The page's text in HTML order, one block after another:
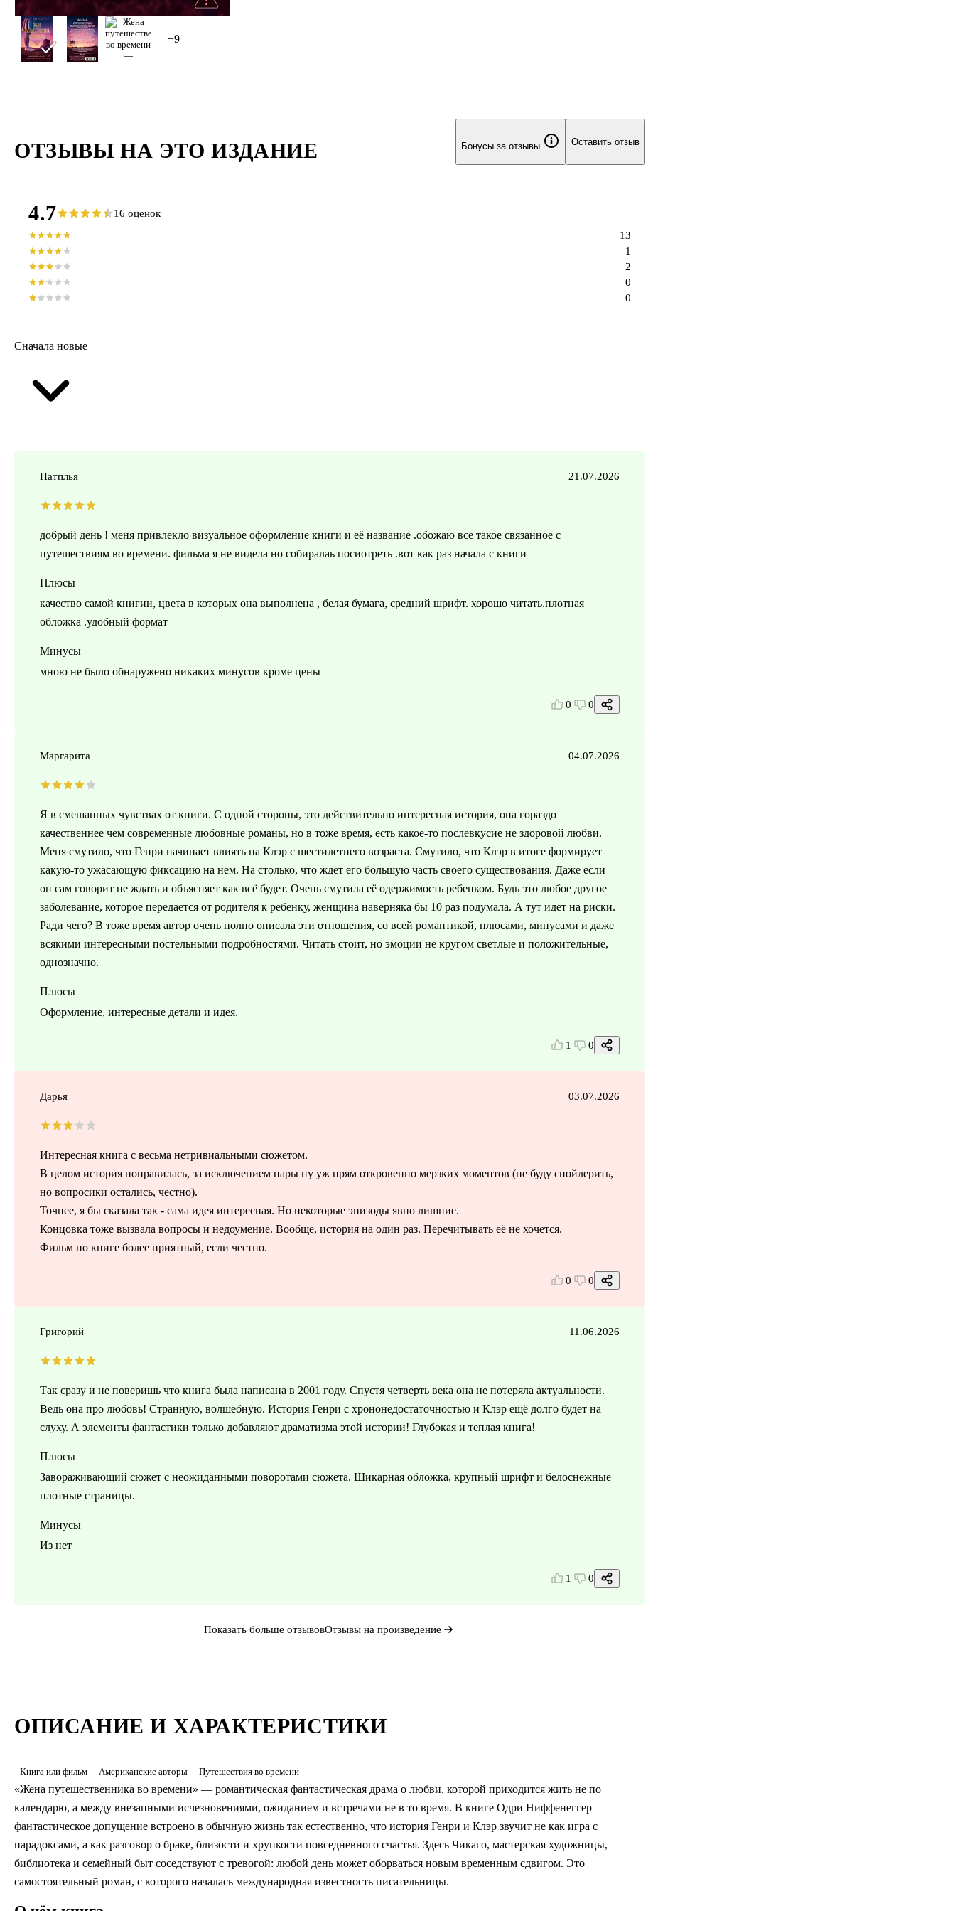
+9
ОПИСАНИЕ И ХАРАКТЕРИСТИКИ
Книга или фильм Американские авторы Путешествия во времени
«Жена путешественника во времени» — романтическая фантастическая драма о любви, которой приходится жить не по
календарю, а между внезапными исчезновениями, ожиданием и встречами не в то время. В книге Одри Ниффенеггер
фантастическое допущение встроено в обычную жизнь так естественно, что история Генри и Клэр звучит не как игра с
парадоксами, а как разговор о браке, близости и хрупкости повседневного счастья. Здесь Чикаго, мастерская художницы,
библиотека и семейный быт соседствуют с тревогой: любой день может оборваться новым временным сдвигом. Это
самостоятельный роман, с которого началась международная известность писательницы.
ОТЗЫВЫ НА ЭТО ИЗДАНИЕ Бонусы за отзывы Оставить отзыв
4.7 16 оценок
0
0
2
1
13
Сначала новые
Натплья 21.07.2026
добрый день ! меня привлекло визуальное оформление книги и её название .обожаю все такое связанное с
путешествиям во времени. фильма я не видела но собиралаь посиотреть .вот как раз начала с книги
Плюсы
качество самой книгии, цвета в которых она выполнена , белая бумага, средний шрифт. хорошо читать.плотная
обложка .удобный формат
Минусы
мною не было обнаружено никаких минусов кроме цены
0 0
Маргарита 04.07.2026
Я в смешанных чувствах от книги. С одной стороны, это действительно интересная история, она гораздо
качественнее чем современные любовные романы, но в тоже время, есть какое-то послевкусие не здоровой любви.
Меня смутило, что Генри начинает влиять на Клэр с шестилетнего возраста. Смутило, что Клэр в итоге формирует
какую-то ужасающую фиксацию на нем. На столько, что ждет его большую часть своего существования. Даже если
он сам говорит не ждать и объясняет как всё будет. Очень смутила её одержимость ребенком. Будь это любое другое
заболевание, которое передается от родителя к ребенку, женщина наверняка бы 10 раз подумала. А тут идет на риски.
Ради чего? В тоже время автор очень полно описала эти отношения, со всей романтикой, плюсами, минусами и даже
всякими интересными постельными подробностями. Читать стоит, но эмоции не кругом светлые и положительные,
однозначно.
Плюсы
Оформление, интересные детали и идея.
1 0
Дарья 03.07.2026
Интересная книга с весьма нетривиальными сюжетом.
В целом история понравилась, за исключением пары ну уж прям откровенно мерзких моментов (не буду спойлерить,
но вопросики остались, честно).
Точнее, я бы сказала так - сама идея интересная. Но некоторые эпизоды явно лишние.
Концовка тоже вызвала вопросы и недоумение. Вообще, история на один раз. Перечитывать её не хочется.
Фильм по книге более приятный, если честно.
0 0
Григорий 11.06.2026
Так сразу и не поверишь что книга была написана в 2001 году. Спустя четверть века она не потеряла актуальности.
Ведь она про любовь! Странную, волшебную. История Генри с хрононедостаточностью и Клэр ещё долго будет на
слуху. А элементы фантастики только добавляют драматизма этой истории! Глубокая и теплая книга!
Плюсы
Завораживающий сюжет с неожиданными поворотами сюжета. Шикарная обложка, крупный шрифт и белоснежные
плотные страницы.
Минусы
Из нет
1 0
Показать больше отзывовОтзывы на произведение